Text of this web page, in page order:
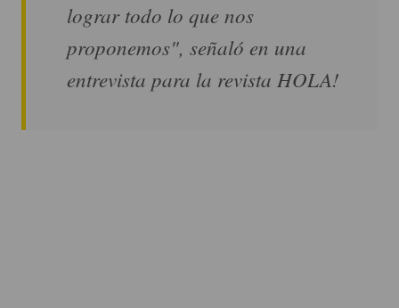
lograr todo lo que nos
proponemos", señaló en una
entrevista para la revista HOLA!